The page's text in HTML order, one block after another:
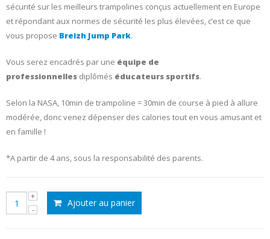
sécurité sur les meilleurs trampolines conçus actuellement en Europe
et répondant aux normes de sécurité les plus élevées, c’est ce que
vous propose Breizh Jump Park.
Vous serez encadrés par une équipe de
professionnelles diplômés éducateurs sportifs.
Selon la NASA, 10min de trampoline = 30min de course à pied à allure
modérée, donc venez dépenser des calories tout en vous amusant et
en famille !
*A partir de 4 ans, sous la responsabilité des parents.
quantité
Ajouter au panier